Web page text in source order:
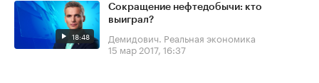
18:48
Сокращение нефтедобычи: кто
выиграл?
Демидович. Реальная экономика
15 мар 2017, 16:37